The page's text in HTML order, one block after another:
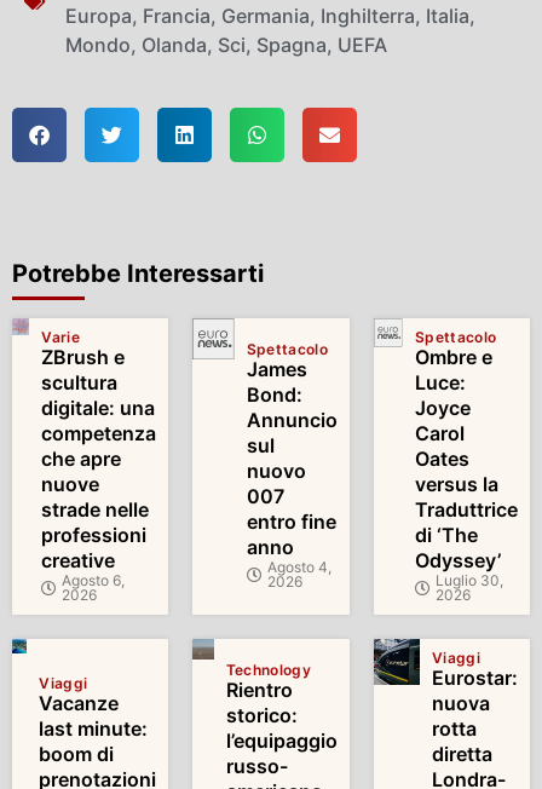
Europa, Francia, Germania, Inghilterra, Italia,
Mondo, Olanda, Sci, Spagna, UEFA
Potrebbe Interessarti
Varie
ZBrush e
scultura
digitale: una
competenza
che apre
nuove
strade nelle
professioni
creative
Agosto 6,
2026
Spettacolo
James
Bond:
Annuncio
sul
nuovo
007
entro fine
anno
Agosto 4,
2026
Spettacolo
Ombre e
Luce:
Joyce
Carol
Oates
versus la
Traduttrice
di ‘The
Odyssey’
Luglio 30,
2026
Viaggi
Vacanze
last minute:
boom di
prenotazioni
Technology
Rientro
storico:
l’equipaggio
russo-
Viaggi
Eurostar:
nuova
rotta
diretta
Londra-